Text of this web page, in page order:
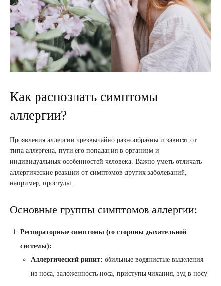
Как распознать симптомы
аллергии?
Проявления аллергии чрезвычайно разнообразны и зависят от
типа аллергена, пути его попадания в организм и
индивидуальных особенностей человека. Важно уметь отличать
аллергические реакции от симптомов других заболеваний,
например, простуды.
Основные группы симптомов аллергии:
Респираторные симптомы (со стороны дыхательной
системы):
Аллергический ринит: обильные водянистые выделения
из носа, заложенность носа, приступы чихания, зуд в носу